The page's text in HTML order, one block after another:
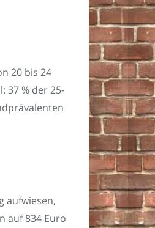
20 bis 24
37 % der 25-
aufwiesen,
auf 834 Euro